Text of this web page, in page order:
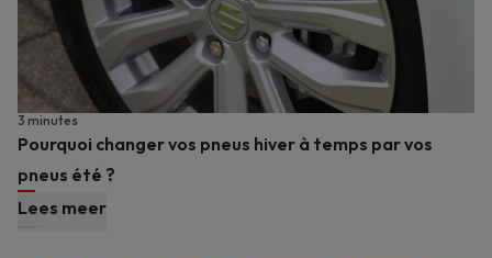
Pourquoi changer vos pneus hiver à temps par vos
pneus été ?
3 minutes
Lees meer